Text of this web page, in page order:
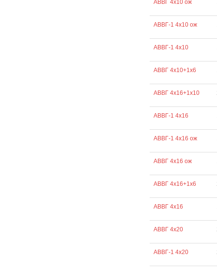
АВВГ 4х10 ож
АВВГ-1 4х10 ож
АВВГ-1 4х10
АВВГ 4х10+1х6
АВВГ 4х16+1х10
АВВГ-1 4х16
АВВГ-1 4х16 ож
АВВГ 4х16 ож
АВВГ 4х16+1х6
АВВГ 4х16
АВВГ 4х20
АВВГ-1 4х20